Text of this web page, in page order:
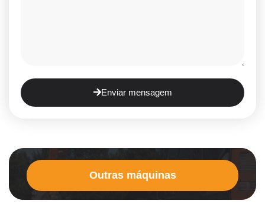
Enviar mensagem
Outras máquinas